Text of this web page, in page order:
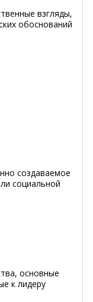
взгляды,
обоснований
создаваемое
социальной
основные
к лидеру